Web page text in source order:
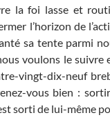
la foi lasse et
l’horizon de
sa tente parmi
voulons le suivre
vingt-dix-neuf
vous bien :
sorti de lui-même